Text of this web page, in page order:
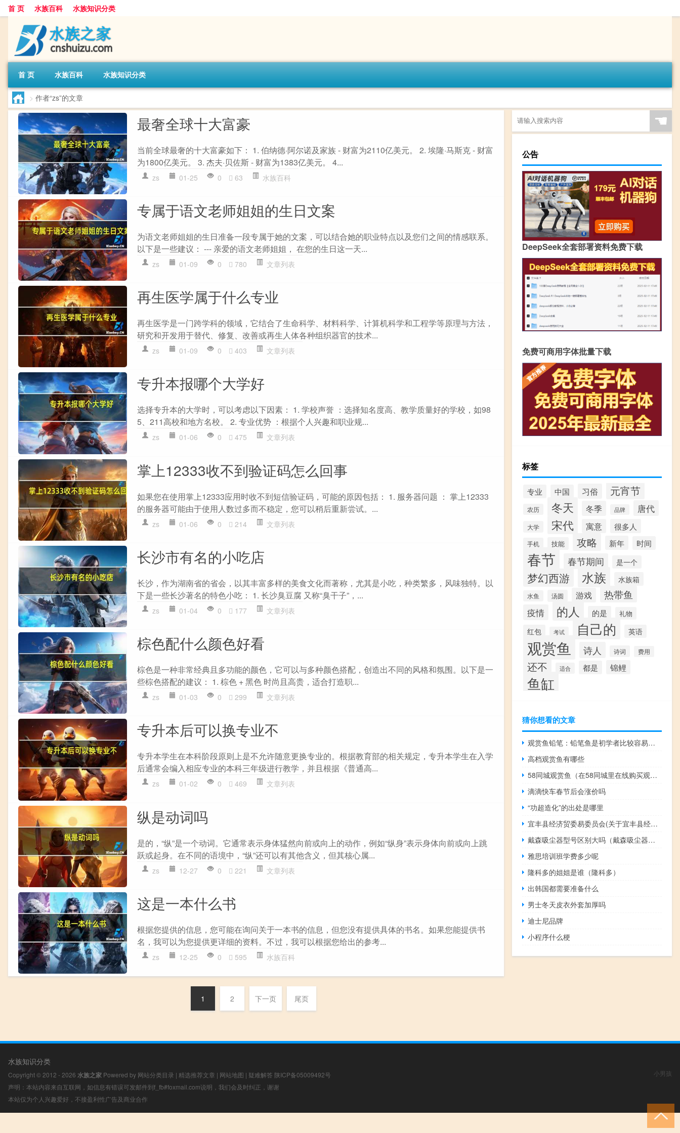
首 页 水族百科 水族知识分类
首 页 水族百科 水族知识分类
> 作者“zs”的文章
最奢全球十大富豪
当前全球最奢的十大富豪如下： 1. 伯纳德·阿尔诺及家族 - 财富为2110亿美元。 2. 埃隆·马斯克 - 财富
为1800亿美元。 3. 杰夫·贝佐斯 - 财富为1383亿美元。 4...
zs 01-25 0 63 水族百科
专属于语文老师姐姐的生日文案
为语文老师姐姐的生日准备一段专属于她的文案，可以结合她的职业特点以及您们之间的情感联系。
以下是一些建议： --- 亲爱的语文老师姐姐， 在您的生日这一天...
zs 01-09 0 780 文章列表
再生医学属于什么专业
再生医学是一门跨学科的领域，它结合了生命科学、材料科学、计算机科学和工程学等原理与方法，
研究和开发用于替代、修复、改善或再生人体各种组织器官的技术...
zs 01-09 0 403 文章列表
专升本报哪个大学好
选择专升本的大学时，可以考虑以下因素： 1. 学校声誉 ：选择知名度高、教学质量好的学校，如98
5、211高校和地方名校。 2. 专业优势 ：根据个人兴趣和职业规...
zs 01-06 0 475 文章列表
掌上12333收不到验证码怎么回事
如果您在使用掌上12333应用时收不到短信验证码，可能的原因包括： 1. 服务器问题 ： 掌上12333
的服务器可能由于使用人数过多而不稳定，您可以稍后重新尝试。...
zs 01-06 0 214 文章列表
长沙市有名的小吃店
长沙，作为湖南省的省会，以其丰富多样的美食文化而著称，尤其是小吃，种类繁多，风味独特。以
下是一些长沙著名的特色小吃： 1. 长沙臭豆腐 又称“臭干子”，...
zs 01-04 0 177 文章列表
棕色配什么颜色好看
棕色是一种非常经典且多功能的颜色，它可以与多种颜色搭配，创造出不同的风格和氛围。以下是一
些棕色搭配的建议： 1. 棕色 + 黑色 时尚且高贵，适合打造职...
zs 01-03 0 299 文章列表
专升本后可以换专业不
专升本学生在本科阶段原则上是不允许随意更换专业的。根据教育部的相关规定，专升本学生在入学
后通常会编入相应专业的本科三年级进行教学，并且根据《普通高...
zs 01-02 0 469 文章列表
纵是动词吗
是的，“纵”是一个动词。它通常表示身体猛然向前或向上的动作，例如“纵身”表示身体向前或向上跳
跃或起身。在不同的语境中，“纵”还可以有其他含义，但其核心属...
zs 12-27 0 221 文章列表
这是一本什么书
根据您提供的信息，您可能在询问关于一本书的信息，但您没有提供具体的书名。如果您能提供书
名，我可以为您提供更详细的资料。不过，我可以根据您给出的参考...
zs 12-25 0 595 水族百科
1 2 下一页 尾页
☚
公告
DeepSeek全套部署资料免费下载
免费可商用字体批量下载
标签
专业 中国 习俗 元宵节
农历 冬天 冬季 品牌 唐代
大学 宋代 寓意 很多人
手机 技能 攻略 新年 时间
春节 春节期间 是一个
梦幻西游 水族 水族箱
水鱼 汤圆 游戏 热带鱼
疫情 的人 的是 礼物
红包 考试 自己的 英语
观赏鱼 诗人 诗词 费用
还不 适合 都是 锦鲤
鱼缸
猜你想看的文章
观赏鱼铅笔：铅笔鱼是初学者比较容易饲养的观赏鱼
高档观赏鱼有哪些
58同城观赏鱼（在58同城里在线购买观赏鱼靠谱吗？）
滴滴快车春节后会涨价吗
“功超造化”的出处是哪里
宜丰县经济贸委易委员会(关于宜丰县经济贸委易委员会简述)
戴森吸尘器型号区别大吗（戴森吸尘器型号区别）
雅思培训班学费多少呢
隆科多的姐姐是谁（隆科多）
出韩国都需要准备什么
男士冬天皮衣外套加厚吗
迪士尼品牌
小程序什么梗
水族知识分类
Copyright © 2012 - 2026 水族之家 Powered by 网站分类目录 | 精选推荐文章 | 网站地图 | 疑难解答 陕ICP备05009492号
声明：本站内容来自互联网，如信息有错误可发邮件到f_fb#foxmail.com说明，我们会及时纠正，谢谢
本站仅为个人兴趣爱好，不接盈利性广告及商业合作
小男孩